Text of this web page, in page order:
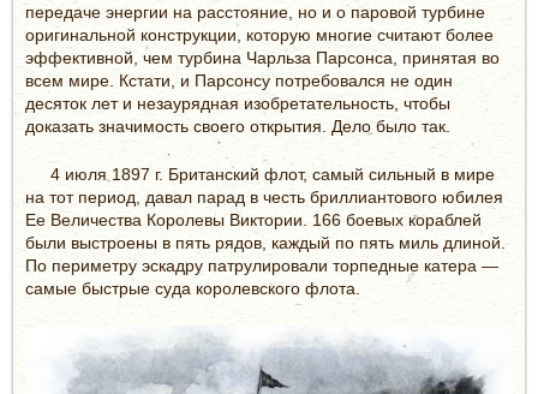
передаче энергии на расстояние, но и о паровой турбине
оригинальной конструкции, которую многие считают более
эффективной, чем турбина Чарльза Парсонса, принятая во
всем мире. Кстати, и Парсонсу потребовался не один
десяток лет и незаурядная изобретательность, чтобы
доказать значимость своего открытия. Дело было так.
4 июля 1897 г. Британский флот, самый сильный в мире
на тот период, давал парад в честь бриллиантового юбилея
Ее Величества Королевы Виктории. 166 боевых кораблей
были выстроены в пять рядов, каждый по пять миль длиной.
По периметру эскадру патрулировали торпедные катера —
самые быстрые суда королевского флота.